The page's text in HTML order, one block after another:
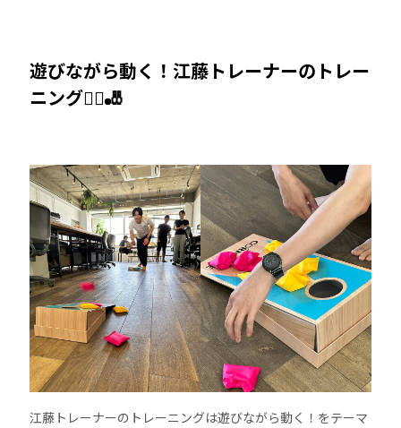
遊びながら動く！江藤トレーナーのトレー
ニング🤸‍♂️🎳
江藤トレーナーのトレーニングは遊びながら動く！をテーマ